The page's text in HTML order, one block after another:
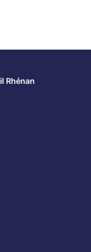
Rhénan